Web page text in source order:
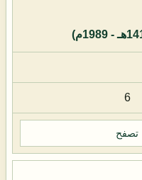
6
تصفح